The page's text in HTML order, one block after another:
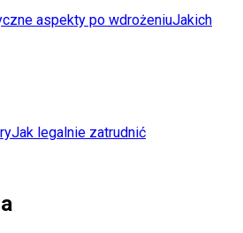
aspekty po wdrożeniuJakich
Jak legalnie zatrudnić